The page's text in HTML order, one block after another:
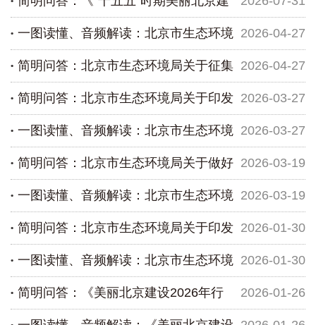
设规划》 2026-04-27
一图读懂、音频解读：北京市生态环境
局关于征集2026年优秀低碳项目的通知 2026-04-27
简明问答：北京市生态环境局关于征集
2026年优秀低碳项目的通知 2026-03-27
简明问答：北京市生态环境局关于印发
《北京市电动自行车废铅蓄电池回收处理环境管理
办法（试行）...
2026-03-27
一图读懂、音频解读：北京市生态环境
局关于印发《北京市电动自行车废铅蓄电池回收处
理环境管理办...
2026-03-19
简明问答：北京市生态环境局关于做好
2026年本市碳排放单位管理和碳排放权交易有关工
作的通知
2026-03-19
一图读懂、音频解读：北京市生态环境
局关于做好2026年本市碳排放单位管理和碳排放权
交易有关工作...
2026-01-30
简明问答：北京市生态环境局关于印发
《北京市生态环境领域优化营商环境助力经济高质
量发展的若干...
2026-01-30
一图读懂、音频解读：北京市生态环境
局关于印发《北京市生态环境领域优化营商环境助
2026-01-26
简明问答：《美丽北京建设2026年行